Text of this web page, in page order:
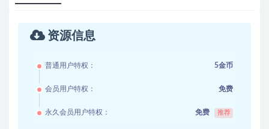
资源信息
普通用户特权： 5金币
会员用户特权： 免费
永久会员用户特权： 免费 推荐